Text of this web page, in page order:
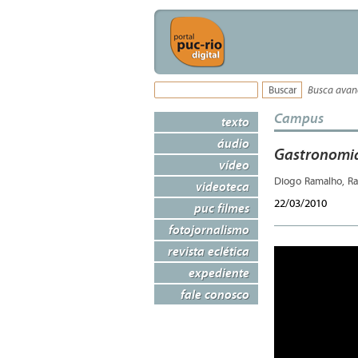
Busca
texto
áudio
vídeo
videoteca
puc filmes
fotojornalismo
revista eclética
expediente
fale conosco
Campus
Diogo Ramalho,
22/03/2010